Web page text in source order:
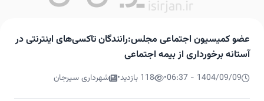
عضو کمیسیون اجتماعی مجلس:رانندگان تاکسی‌های اینترنتی در
آستانه برخورداری از بیمه اجتماعی
1404/09/09 - 06:37
• 118 بازدید • شهرداری سیرجان